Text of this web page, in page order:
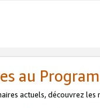
au
actuels, découvrez les